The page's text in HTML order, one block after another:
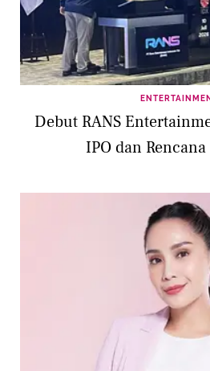
Debut RANS
IPO dan